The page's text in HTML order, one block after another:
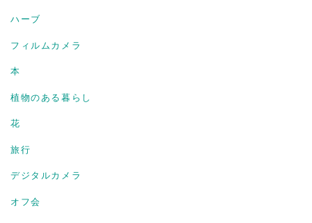
ハーブ
フィルムカメラ
本
植物のある暮らし
花
旅行
デジタルカメラ
オフ会